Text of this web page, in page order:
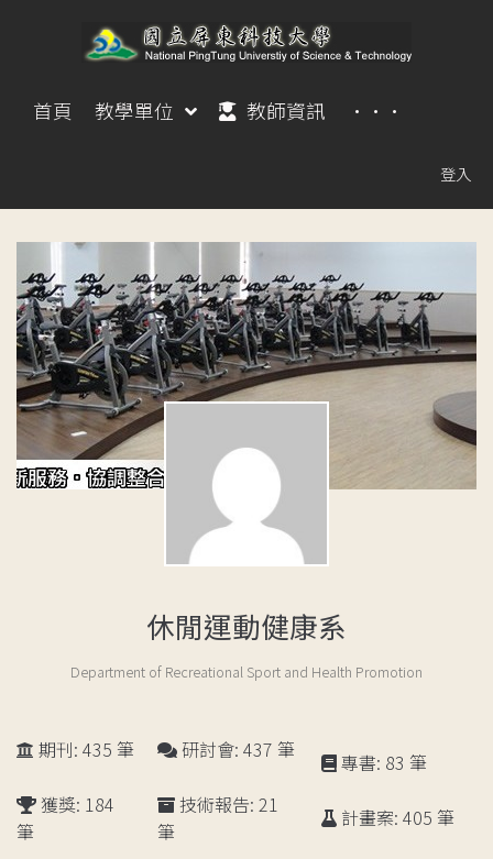
首頁 教學單位 教師資訊 ···
登入
休閒運動健康系
Department of Recreational Sport and Health Promotion
期刊: 435 筆
獲獎: 184
筆
研討會: 437 筆
技術報告: 21
筆
專書: 83 筆
計畫案: 405 筆